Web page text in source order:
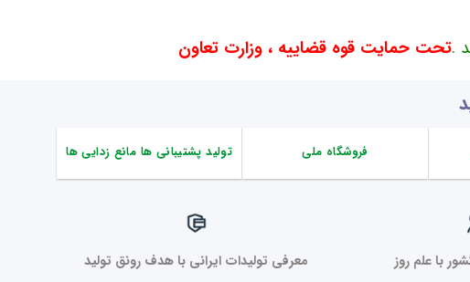
.تحت حمایت قوه قضاییه ، وزارت تعاون
فروشگاه ملی تولید پشتیبانی ها مانع زدایی ها
با علم روز معرفی تولیدات ایرانی با هدف رونق تولید